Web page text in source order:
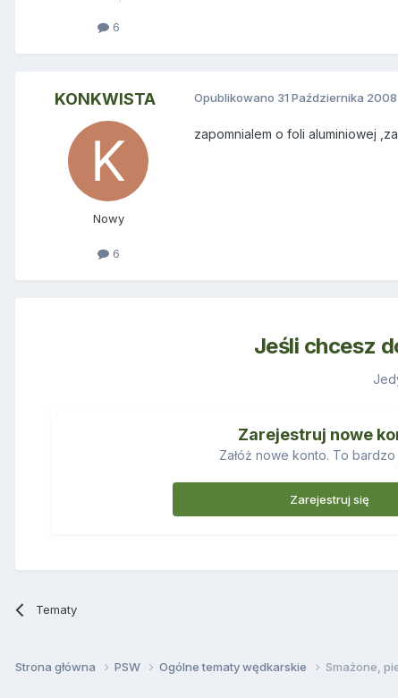
6
KONKWISTA
Nowy
6
Opublikowano 31 Października 2008
zapomnialem o foli aluminiowej
Jeśli chcesz
Zarejestruj nowe
Załóż nowe konto. To
Zarejestruj się
Tematy
Strona główna PSW Ogólne tematy wędkarskie Smażone,